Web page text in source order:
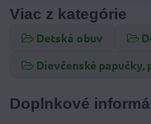
Viac z kategórie
Detská obuv
Dievčenské papučky,
Doplnkové